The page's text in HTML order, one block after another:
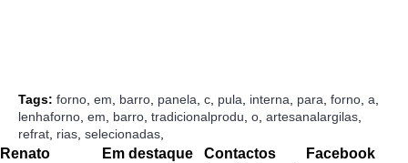
Tags: forno, em, barro, panela, c, pula, interna, para, forno, a,
lenhaforno, em, barro, tradicionalprodu, o, artesanalargilas,
refrat, rias, selecionadas,
Renato
Em destaque Contactos Facebook